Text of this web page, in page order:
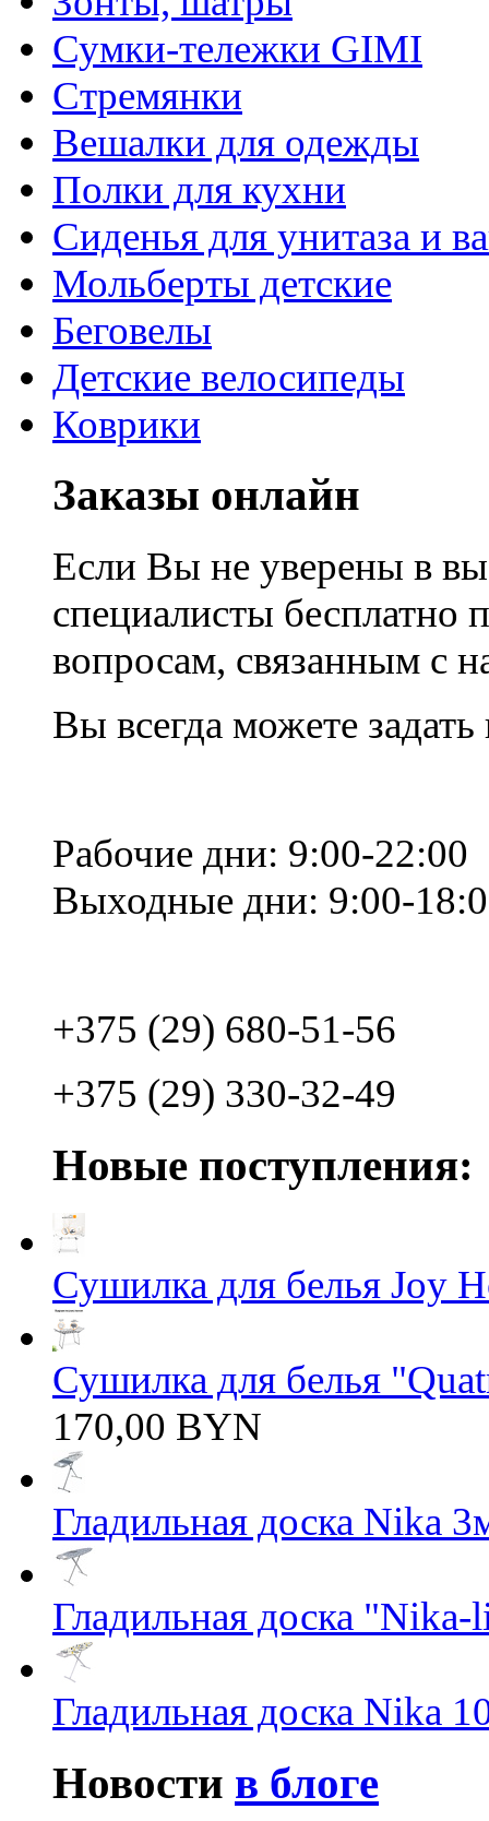
Сумки-тележки GIMI
Стремянки
Вешалки для одежды
Полки для кухни
Сиденья для унитаза и
Мольберты детские
Беговелы
Детские велосипеды
Коврики
Заказы онлайн
Если Вы не уверены в
специалисты
вопросам, связанным с
Вы всегда можете
Рабочие дни: 9:00-22:00
Выходные дни: 9:00-
+375 (29) 680-51-56
+375 (29) 330-32-49
Новые поступления:
Сушилка для белья Joy
Сушилка для белья
170,00 BYN
Гладильная доска Nika
Гладильная доска
Гладильная доска Nika
Новости в блоге